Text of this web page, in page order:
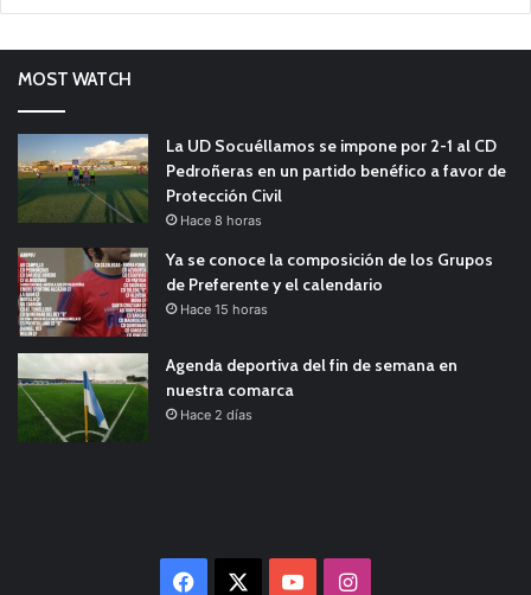
MOST WATCH
La UD Socuéllamos se impone por 2-1 al CD
Pedroñeras en un partido benéfico a favor de
Protección Civil
Hace 8 horas
Ya se conoce la composición de los Grupos
de Preferente y el calendario
Hace 15 horas
Agenda deportiva del fin de semana en
nuestra comarca
Hace 2 días
Facebook YouTubeInstagram